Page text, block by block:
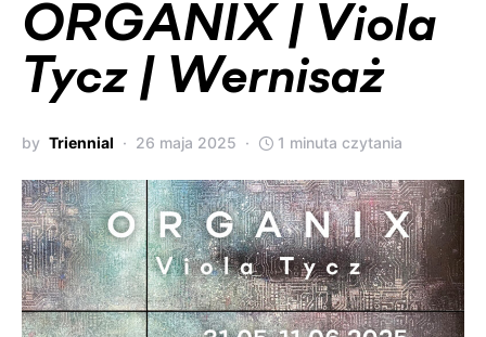
ORGANIX | Viola
Tycz | Wernisaż
by Triennial 26 maja 2025 1 minuta czytania